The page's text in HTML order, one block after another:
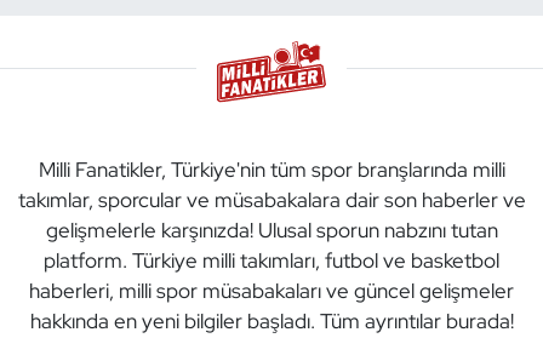
Milli Fanatikler, Türkiye'nin tüm spor branşlarında milli
takımlar, sporcular ve müsabakalara dair son haberler ve
gelişmelerle karşınızda! Ulusal sporun nabzını tutan
platform. Türkiye milli takımları, futbol ve basketbol
haberleri, milli spor müsabakaları ve güncel gelişmeler
hakkında en yeni bilgiler başladı. Tüm ayrıntılar burada!